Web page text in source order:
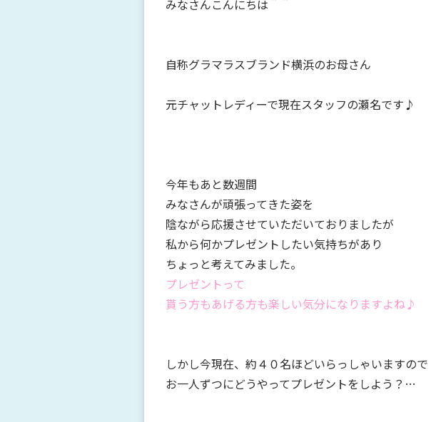
みなさんこんにちは＾＾
自称グラマラスブランド横浜のお母さん
元チャットレディーで現在スタッフの瀬名です♪
今年もあと数週間
みなさんが頑張ってきた姿を
陰ながら応援させていただいておりましたが
私から何かプレゼントしたい気持ちがあり
ちょっと考えてみました。
プレゼントって
貰う方もあげる方も楽しい気分になりますよね♪
しかし今現在、約４０名ほどいらっしゃいますので
お一人ずつにどうやってプレゼントをしよう？…